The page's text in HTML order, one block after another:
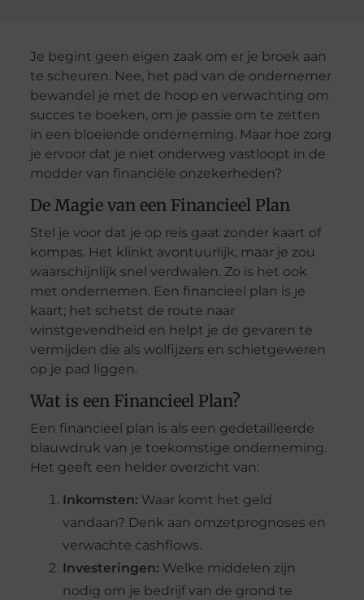
Je begint geen eigen zaak om er je broek aan
te scheuren. Nee, het pad van de ondernemer
bewandel je met de hoop en verwachting om
succes te boeken, om je passie om te zetten
in een bloeiende onderneming. Maar hoe zorg
je ervoor dat je niet onderweg vastloopt in de
modder van financiële onzekerheden?
De Magie van een Financieel Plan
Stel je voor dat je op reis gaat zonder kaart of
kompas. Het klinkt avontuurlijk, maar je zou
waarschijnlijk snel verdwalen. Zo is het ook
met ondernemen. Een financieel plan is je
kaart; het schetst de route naar
winstgevendheid en helpt je de gevaren te
vermijden die als wolfijzers en schietgeweren
op je pad liggen.
Wat is een Financieel Plan?
Een financieel plan is als een gedetailleerde
blauwdruk van je toekomstige onderneming.
Het geeft een helder overzicht van:
Inkomsten: Waar komt het geld
vandaan? Denk aan omzetprognoses en
verwachte cashflows.
Investeringen: Welke middelen zijn
nodig om je bedrijf van de grond te